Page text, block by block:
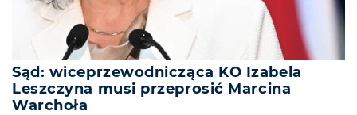
Sąd: wiceprzewodnicząca KO Izabela
Leszczyna musi przeprosić Marcina
Warchoła